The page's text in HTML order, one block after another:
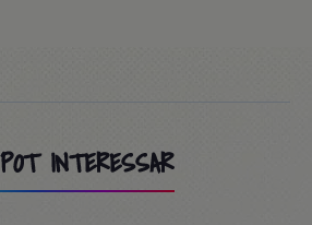
INTERESSAR